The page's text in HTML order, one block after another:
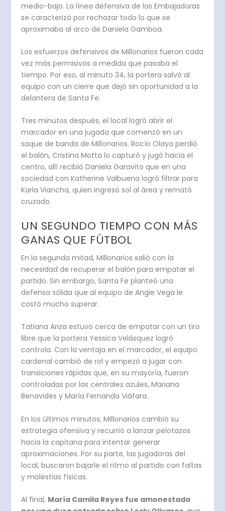
medio-bajo. La línea defensiva de las Embajadoras
se caracterizó por rechazar todo lo que se
aproximaba al arco de Daniela Gamboa.
Los esfuerzos defensivos de Millonarios fueron cada
vez más permisivos a medida que pasaba el
tiempo. Por eso, al minuto 34, la portera salvó al
equipo con un cierre que dejó sin oportunidad a la
delantera de Santa Fe.
Tres minutos después,el local logró abrir el
marcador en una jugada que comenzó en un
saque de banda de Millonarios.Rocío Olaya perdió
el balón, Cristina Motta lo capturó y jugó hacia el
centro, allí recibió Daniela Garavito que en una
sociedad con Katherine Valbuena logró filtrar para
Karla Viancha, quien ingresó sol al área y remató
cruzado.
UN SEGUNDO TIEMPO CON MÁS
GANAS QUE FÚTBOL
En la segunda mitad,Millonarios salió con la
necesidad de recuperar el balón para empatar el
partido. Sin embargo, Santa Fe planteó una
defensa sólida que al equipo de Angie Vega le
costó mucho superar.
Tatiana Ariza estuvo cerca de empatarcon un tiro
libre que la portera Yessica Velásquez logró
controla. Con la ventaja en el marcador, el equipo
cardenal cambió de rol y empezó a jugar con
transiciones rápidas que, en su mayoría, fueron
controladas por las centrales azules, Mariana
Benavides y María Fernanda Viáfara.
En los últimos minutos, Millonarios cambió su
estrategia ofensiva y recurrió a lanzar pelotazos
hacia la capitana para intentar generar
aproximaciones. Por su parte, las jugadoras del
local, buscaron bajarle el ritmo al partido con faltas
y molestias físicas.
Al final, María Camila Reyes fue amonestada